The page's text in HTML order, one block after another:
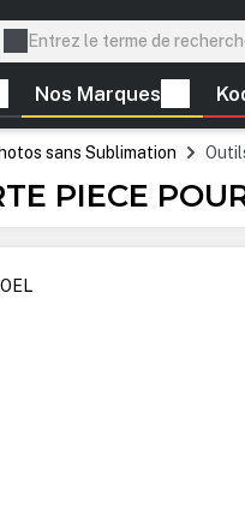
Nos Marques
sans Sublimation
PIECE